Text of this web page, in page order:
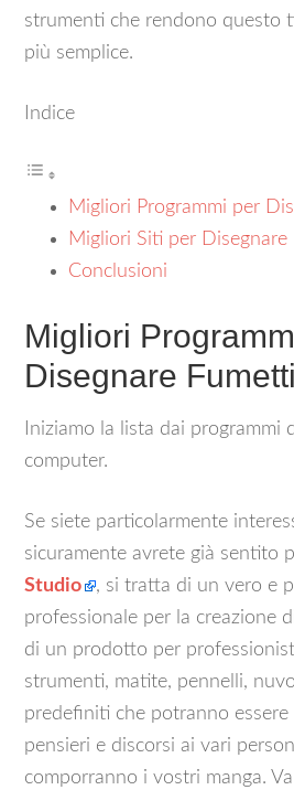
strumenti che rendono questo
più semplice.
Indice
Migliori Programmi per
Migliori Siti per Disegnare
Conclusioni
Migliori
Disegnare Fumetti
Iniziamo la lista dai programmi
computer.
Se siete particolarmente
sicuramente avrete già sentito
Studio
, si tratta di un vero e
professionale per la creazione
di un prodotto per
strumenti, matite, pennelli,
predefiniti che potranno
pensieri e discorsi ai vari
comporranno i vostri manga.